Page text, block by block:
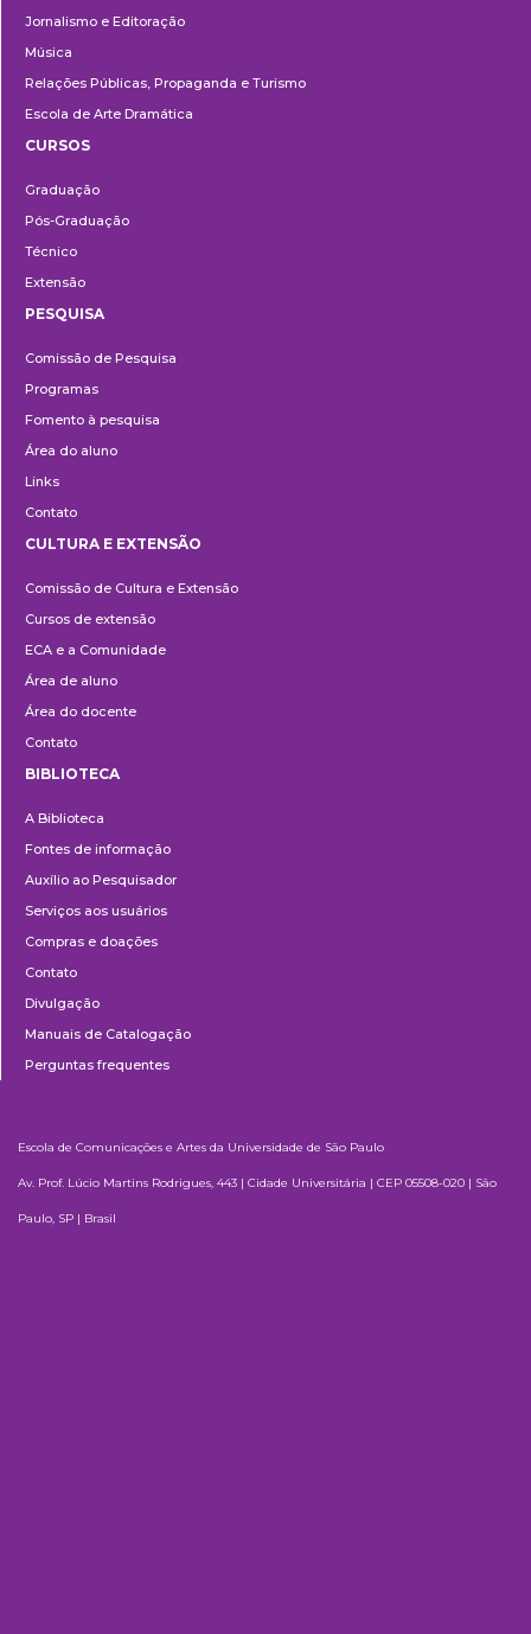
Jornalismo e Editoração
Música
Relações Públicas, Propaganda e Turismo
Escola de Arte Dramática
CURSOS
Graduação
Pós-Graduação
Técnico
Extensão
PESQUISA
Comissão de Pesquisa
Programas
Fomento à pesquisa
Área do aluno
Links
Contato
e
Extensão
CULTURA E EXTENSÃO
Comissão de Cultura e Extensão
Cursos de extensão
ECA e a Comunidade
Área de aluno
Área do docente
Contato
BIBLIOTECA
A Biblioteca
Fontes de informação
Auxílio ao Pesquisador
Serviços aos usuários
Compras e doações
Contato
Divulgação
Manuais de Catalogação
Perguntas frequentes
Escola de Comunicações e Artes da Universidade de São Paulo
Av. Prof. Lúcio Martins Rodrigues, 443 | Cidade Universitária | CEP 05508-020 | São
Paulo, SP | Brasil